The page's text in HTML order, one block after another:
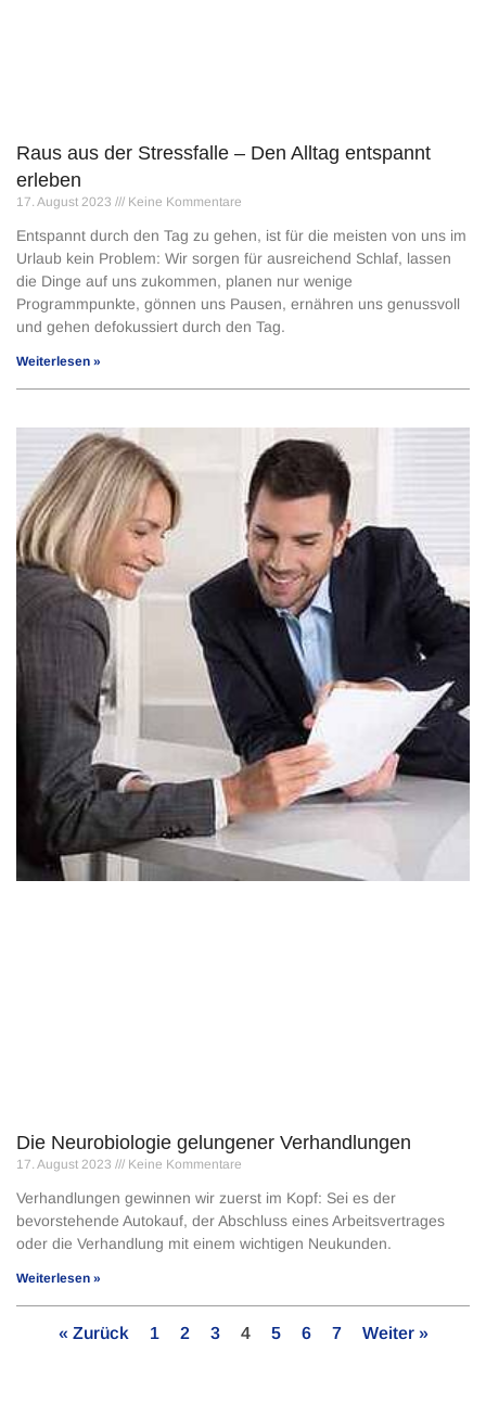
Raus aus der Stressfalle – Den Alltag entspannt
erleben
17. August 2023 Keine Kommentare
Entspannt durch den Tag zu gehen, ist für die meisten von uns im
Urlaub kein Problem: Wir sorgen für ausreichend Schlaf, lassen
die Dinge auf uns zukommen, planen nur wenige
Programmpunkte, gönnen uns Pausen, ernähren uns genussvoll
und gehen defokussiert durch den Tag.
Weiterlesen »
Die Neurobiologie gelungener Verhandlungen
17. August 2023 Keine Kommentare
Verhandlungen gewinnen wir zuerst im Kopf: Sei es der
bevorstehende Autokauf, der Abschluss eines Arbeitsver­trages
oder die Verhandlung mit einem wichti­gen Neukunden.
Weiterlesen »
« Zurück 1 2 3 4 5 6 7 Weiter »